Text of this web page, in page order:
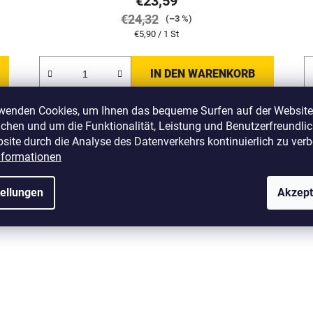
Cookies, um Ihnen das bequeme Surfen auf der
und um die Funktionalität, Leistung und
durch die Analyse des Datenverkehrs kontinuierlich zu
€24,32
(–3 %)
Verkaufspreis:
€5,90 / 1 St
IN DEN WARENKORB
PRAKTISCHE
VERPACKUNG
Art.-Nr.: H-TGN-Y1511